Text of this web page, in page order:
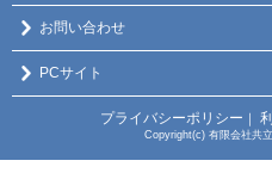
お問い合わせ
PCサイト
プライバシーポリシー ｜
Copyright(c) 有限会社共